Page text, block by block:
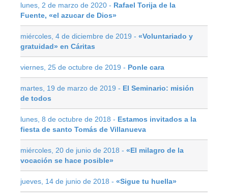
lunes, 2 de marzo de 2020 - Rafael Torija de la
Fuente, «el azucar de Dios»
miércoles, 4 de diciembre de 2019 - «Voluntariado y
gratuidad» en Cáritas
viernes, 25 de octubre de 2019 - Ponle cara
martes, 19 de marzo de 2019 - El Seminario: misión
de todos
lunes, 8 de octubre de 2018 - Estamos invitados a la
fiesta de santo Tomás de Villanueva
miércoles, 20 de junio de 2018 - «El milagro de la
vocación se hace posible»
jueves, 14 de junio de 2018 - «Sigue tu huella»